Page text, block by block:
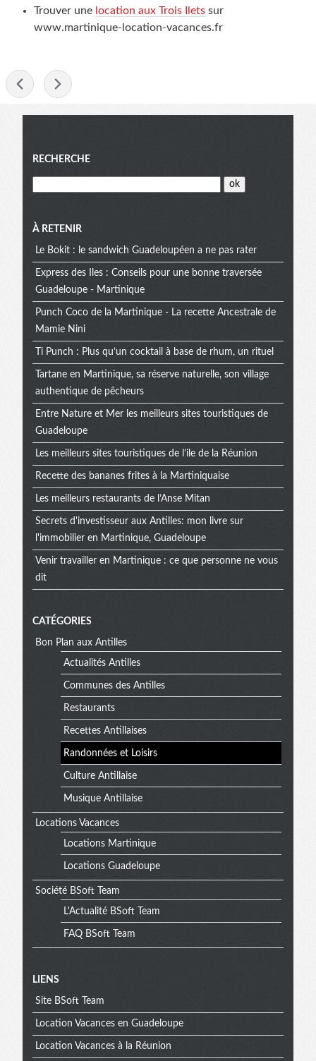
Trouver une location aux Trois Ilets sur
www.martinique-location-vacances.fr
Menu
RECHERCHE
À RETENIR
Le Bokit : le sandwich Guadeloupéen a ne pas rater
Express des Iles : Conseils pour une bonne traversée
Guadeloupe - Martinique
Punch Coco de la Martinique - La recette Ancestrale de
Mamie Nini
Ti Punch : Plus qu’un cocktail à base de rhum, un rituel
Tartane en Martinique, sa réserve naturelle, son village
authentique de pêcheurs
Entre Nature et Mer les meilleurs sites touristiques de
Guadeloupe
Les meilleurs sites touristiques de l’ile de la Réunion
Recette des bananes frites à la Martiniquaise
Les meilleurs restaurants de l’Anse Mitan
Secrets d'investisseur aux Antilles: mon livre sur
l'immobilier en Martinique, Guadeloupe
Venir travailler en Martinique : ce que personne ne vous
dit
CATÉGORIES
Bon Plan aux Antilles
Actualités Antilles
Communes des Antilles
Restaurants
Recettes Antillaises
Randonnées et Loisirs
Culture Antillaise
Musique Antillaise
Locations Vacances
Locations Martinique
Locations Guadeloupe
Société BSoft Team
L'Actualité BSoft Team
FAQ BSoft Team
Menu
extra
LIENS
Site BSoft Team
Location Vacances en Guadeloupe
Location Vacances à la Réunion